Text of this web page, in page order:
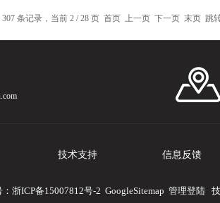
307 条记录，当前 2 / 28 页 首页 上一页 下一页 末页跳
技术支持 信息反馈
浙ICP备15007812号-2 GoogleSitemap 管理登陆技